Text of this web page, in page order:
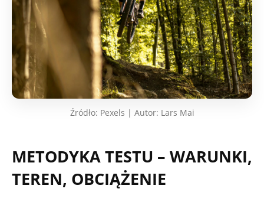
Źródło: Pexels | Autor: Lars Mai
METODYKA TESTU – WARUNKI,
TEREN, OBCIĄŻENIE